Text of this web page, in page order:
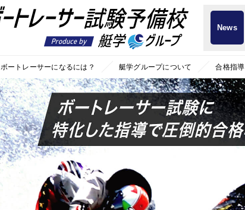
News
ボートレーサーになるには？ 艇学グループについて 合格指導